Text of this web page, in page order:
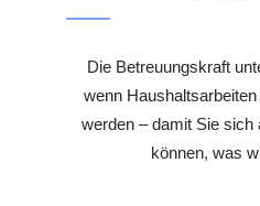
Die Betreuungskraft
wenn
werden – damit Sie sich
können, was